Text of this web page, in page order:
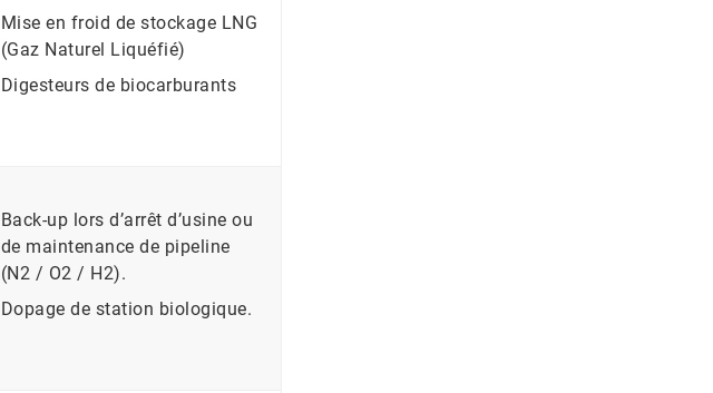
Mise en froid de stockage LNG
(Gaz Naturel Liquéfié)
Digesteurs de biocarburants
Back-up lors d’arrêt d’usine ou
de maintenance de pipeline
(N2 / O2 / H2).
Dopage de station biologique.